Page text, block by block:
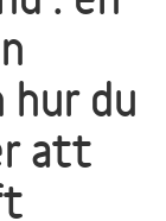
du
att